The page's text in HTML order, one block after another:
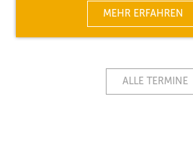
MEHR ERFAHREN
ALLE TERMINE